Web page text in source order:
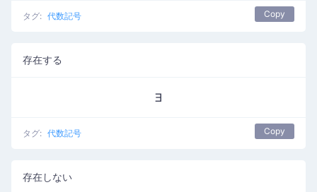
タグ: 代数記号 Copy
存在する
∃
タグ: 代数記号 Copy
存在しない